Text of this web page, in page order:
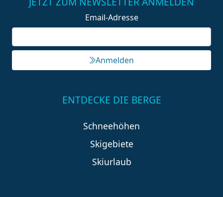
Email-Adresse
Anmelden
ENTDECKE DIE BERGE
Schneehöhen
Skigebiete
Skiurlaub